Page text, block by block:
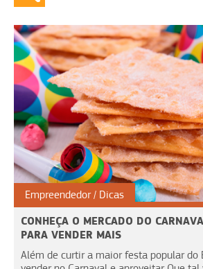
Empreendedor Dicas
CONHEÇA O MERCADO DO
PARA VENDER MAIS
Além de curtir a maior festa popular do